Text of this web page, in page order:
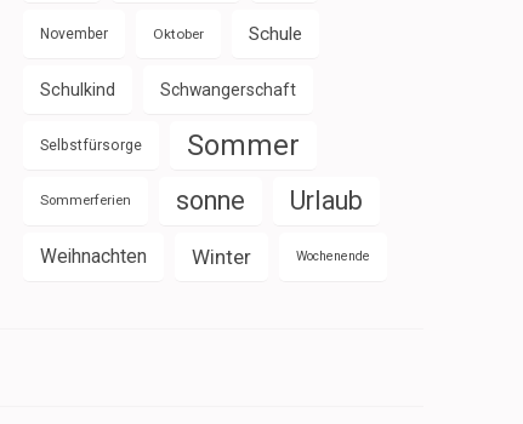
November Oktober Schule
Schulkind Schwangerschaft
Selbstfürsorge Sommer
Sommerferien sonne Urlaub
Weihnachten Winter Wochenende